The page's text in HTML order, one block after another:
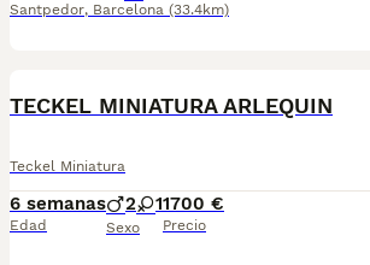
Santpedor, Barcelona (33.4km)
TECKEL MINIATURA ARLEQUIN
Teckel Miniatura
6 semanas
Edad
2 1
Sexo
1700 €
Precio